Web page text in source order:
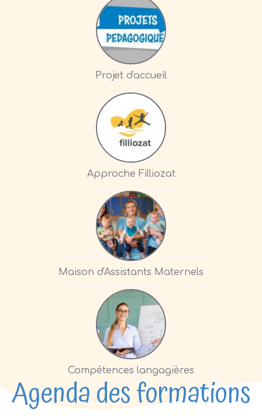
Projet d'accueil
Approche Filliozat
Maison d'Assistants Maternels
Compétences langagières
Agenda des formations